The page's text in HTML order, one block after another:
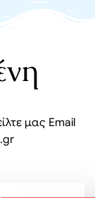
μας Email